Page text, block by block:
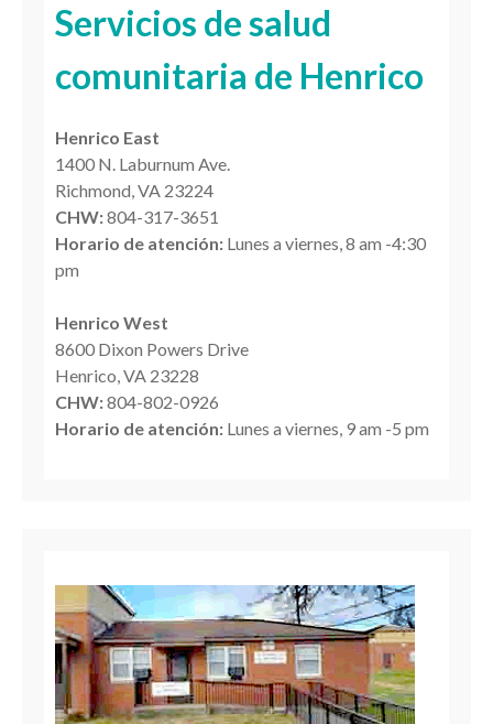
Servicios de salud
comunitaria de Henrico
Henrico East
1400 N. Laburnum Ave.
Richmond, VA 23224
CHW:804-317-3651
Horario de atención: Lunes a viernes, 8 am -4:30
pm
Henrico West
8600 Dixon Powers Drive
Henrico, VA 23228
CHW:804-802-0926
Horario de atención: Lunes a viernes, 9 am -5 pm